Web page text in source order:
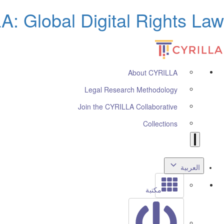
Global Digital Rights Law
About CYRILLA
Legal Research Methodology
Join the CYRILLA Collaborative
Collections
العربية
مكتبة